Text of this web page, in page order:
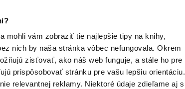
mohli vám zobraziť tie najlepšie tipy na knihy,
nich by naša stránka vôbec nefungovala. Okrem
zisťovať, ako náš web funguje, a stále ho pre
prispôsobovať stránku pre vašu lepšiu orientáciu.
relevantnej reklamy. Niektoré údaje zdieľame aj s